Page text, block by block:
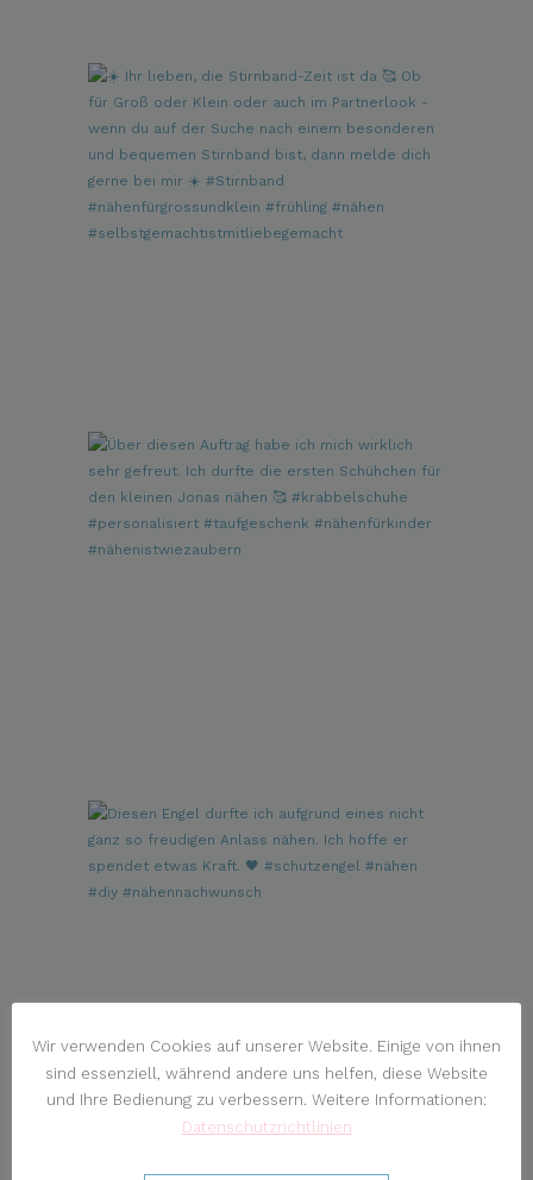
Wir verwenden Cookies auf unserer Website. Einige von ihnen
sind essenziell, während andere uns helfen, diese Website
und Ihre Bedienung zu verbessern. Weitere Informationen:
Datenschutzrichtlinien